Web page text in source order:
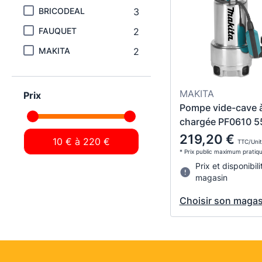
BRICODEAL 3
FAUQUET 2
MAKITA 2
Prix
MAKITA
Pompe vide-cave
chargée PF0610
219,20 € TTC/
* Prix public maximum
Prix et
magasin
Choisir son